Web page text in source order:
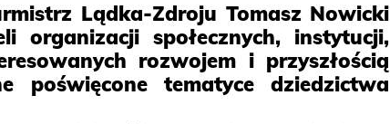
Lądka-Zdroju Tomasz Nowicki
organizacji społecznych, instytucji,
rozwojem i przyszłością
poświęcone tematyce dziedzictwa